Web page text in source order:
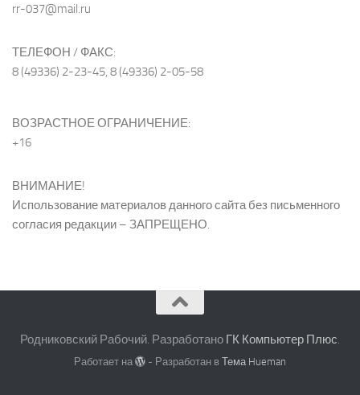
rr-037@mail.ru
ТЕЛЕФОН / ФАКС:
8 (49336) 2-23-45, 8 (49336) 2-05-58
ВОЗРАСТНОЕ ОГРАНИЧЕНИЕ:
+16
ВНИМАНИЕ!
Использование материалов данного сайта без письменного
согласия редакции – ЗАПРЕЩЕНО.
Родниковский Рабочий. Разработано ГК Компьютер Плюс.
Работает на - Разработан вТема Hueman